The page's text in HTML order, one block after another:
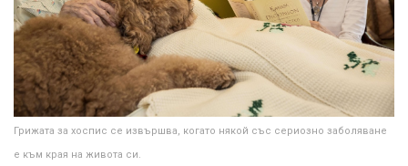
Грижата за хоспис се извършва, когато някой със сериозно заболяване
е към края на живота си.